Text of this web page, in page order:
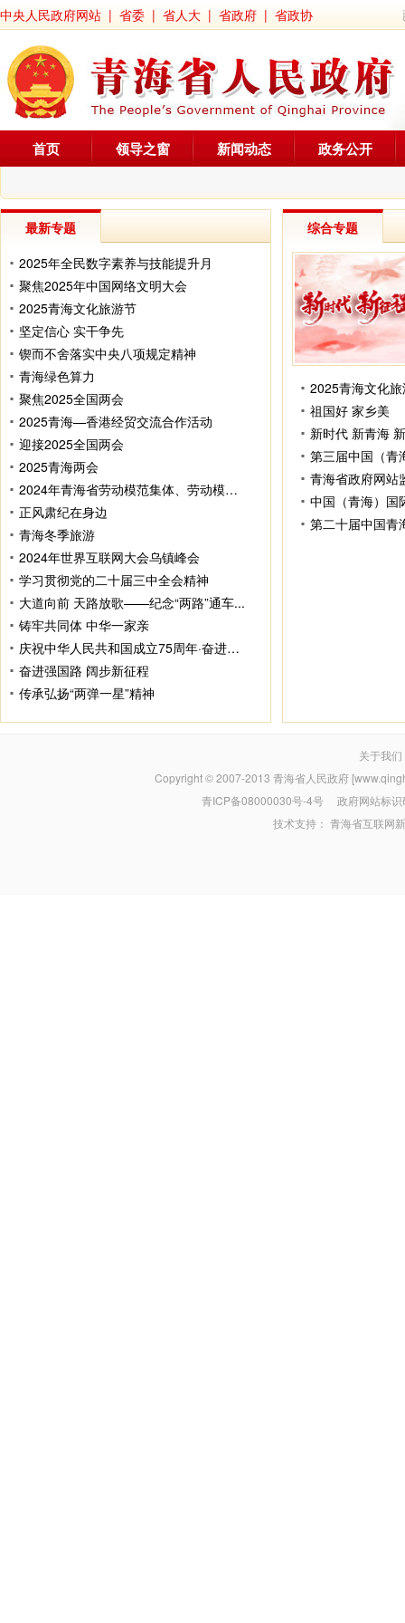
中央人民政府网站 | 省委 | 省人大 | 省政府 | 省政协
首页 领导之窗 新闻动态 政务公开
最新专题
2025年全民数字素养与技能提升月
聚焦2025年中国网络文明大会
2025青海文化旅游节
坚定信心 实干争先
锲而不舍落实中央八项规定精神
青海绿色算力
聚焦2025全国两会
2025青海—香港经贸交流合作活动
迎接2025全国两会
2025青海两会
2024年青海省劳动模范集体、劳动模范和...
正风肃纪在身边
青海冬季旅游
2024年世界互联网大会乌镇峰会
学习贯彻党的二十届三中全会精神
大道向前 天路放歌——纪念“两路”通车...
铸牢共同体 中华一家亲
庆祝中华人民共和国成立75周年·奋进强国...
奋进强国路 阔步新征程
传承弘扬“两弹一星”精神
综合专题
2025青海文化
祖国好 家乡美
新时代 新青海
第三届中国（青
青海省政府网站
中国（青海）国
关于我们
Copyright © 2007-2013 青海省人民政府
青ICP备08000030号-4号 政府网站标
技术支持：青海省互联网